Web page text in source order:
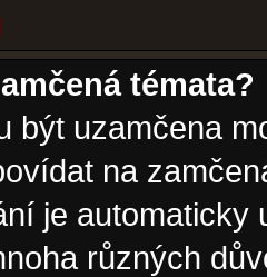
témata?
být uzamčena
na
je automaticky
různých